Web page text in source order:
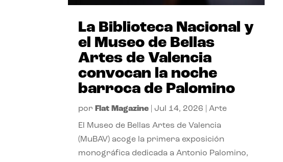
La Biblioteca Nacional y
el Museo de Bellas
Artes de Valencia
convocan la noche
barroca de Palomino
por Flat Magazine Jul 14, 2026 |Arte
El Museo de Bellas Artes de Valencia
(MuBAV) acoge la primera exposición
monográfica dedicada a Antonio Palomino,